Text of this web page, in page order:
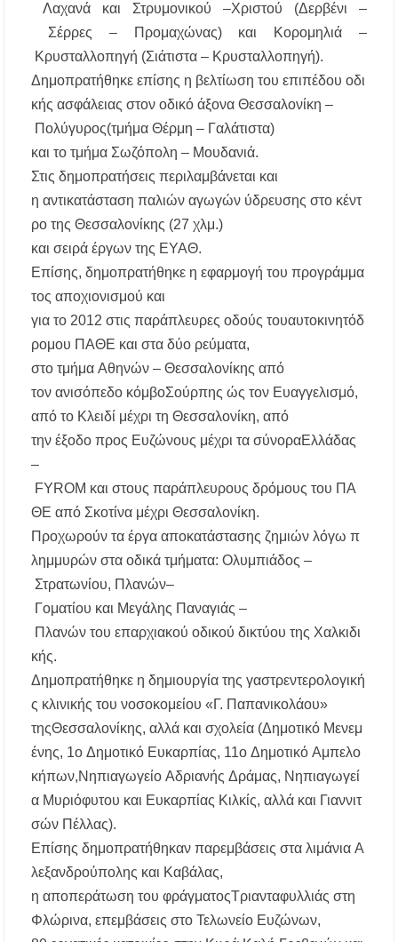
Λαχανά και Στρυμονικού –Χριστού (Δερβένι –
Σέρρες – Προμαχώνας) και Κορομηλιά–
Κρυσταλλοπηγή (Σιάτιστα – Κρυσταλλοπηγή).
Δημοπρατήθηκε επίσης η βελτίωση τουεπιπέδου οδι
κής ασφάλειας στον οδικό άξονα Θεσσαλονίκη –
Πολύγυρος(τμήμα Θέρμη – Γαλάτιστα)
καιτο τμήμα Σωζόπολη – Μουδανιά.
Στις δημοπρατήσεις περιλαμβάνεται και
ηαντικατάσταση παλιών αγωγών ύδρευσης στο κέντ
ρο τηςΘεσσαλονίκης (27 χλμ.)
καισειρά έργων της ΕΥΑΘ.
Επίσης,δημοπρατήθηκε ηεφαρμογή τουπρογράμμα
τος αποχιονισμού και
γιατο 2012στις παράπλευρες οδούς τουαυτοκινητόδ
ρομου ΠΑΘΕ και στα δύο ρεύματα,
στοτμήμα Αθηνών –Θεσσαλονίκης από
τονανισόπεδο κόμβοΣούρπης ώς τον Ευαγγελισμό,
απότο Κλειδί μέχρι τη Θεσσαλονίκη, από
τηνέξοδο προς Ευζώνους μέχρι τα σύνοραΕλλάδας
–
FYROM καιστους παράπλευρους δρόμους του ΠΑ
ΘΕ από Σκοτίνα μέχρι Θεσσαλονίκη.
Προχωρούν τα έργα αποκατάστασης ζημιών λόγω π
λημμυρών σταοδικά τμήματα:Ολυμπιάδος –
Στρατωνίου, Πλανών–
Γοματίου και Μεγάλης Παναγιάς –
Πλανών τουεπαρχιακού οδικού δικτύου της Χαλκιδι
κής.
Δημοπρατήθηκε ηδημιουργία τηςγαστρεντερολογική
ς κλινικής τουνοσοκομείου «Γ. Παπανικολάου»
τηςΘεσσαλονίκης,αλλά καισχολεία (Δημοτικό Μενεμ
ένης, 1ο Δημοτικό Ευκαρπίας, 11ο Δημοτικό Αμπελο
κήπων,Νηπιαγωγείο Αδριανής Δράμας, Νηπιαγωγεί
α Μυριόφυτου και Ευκαρπίας Κιλκίς,αλλά και Γιαννιτ
σών Πέλλας).
Επίσης δημοπρατήθηκαν παρεμβάσεις σταλιμάνια Α
λεξανδρούπολης και Καβάλας,
ηαποπεράτωση τουφράγματοςΤριανταφυλλιάς στη
Φλώρινα,επεμβάσεις στοΤελωνείο Ευζώνων,